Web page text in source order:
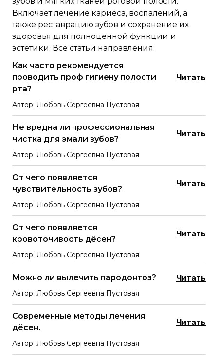
Включает лечение кариеса, воспалений, а
также реставрацию зубов и сохранение их
здоровья для полноценной функции и
эстетики. Все статьи направления:
Как часто рекомендуется
проводить проф гигиену полости
рта?
Читать
Автор: Любовь Сергеевна Пустовая
Не вредна ли профессиональная
чистка для эмали зубов?
Читать
Автор: Любовь Сергеевна Пустовая
От чего появляется
чувствительность зубов?
Читать
Автор: Любовь Сергеевна Пустовая
От чего появляется
кровоточивость дёсен?
Читать
Автор: Любовь Сергеевна Пустовая
Можно ли вылечить пародонтоз? Читать
Автор: Любовь Сергеевна Пустовая
Современные методы лечения
дёсен.
Читать
Автор: Любовь Сергеевна Пустовая